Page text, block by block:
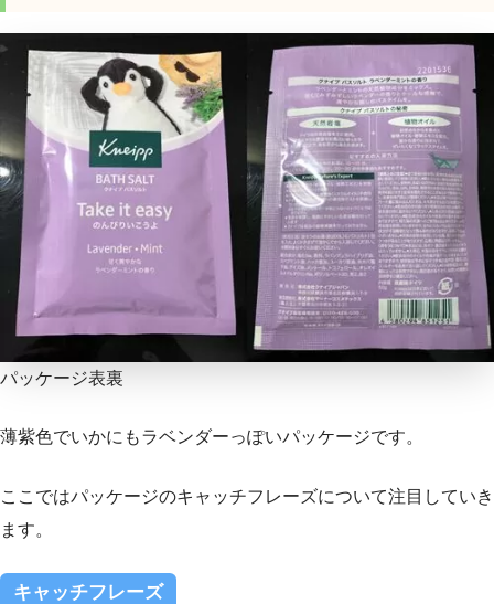
パッケージ表裏
薄紫色でいかにもラベンダーっぽいパッケージです。
ここではパッケージのキャッチフレーズについて注目していき
ます。
キャッチフレーズ